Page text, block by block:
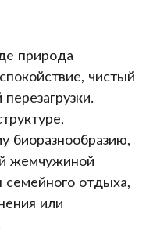
природа
чистый
биоразнообразию,
жемчужиной
отдыха,
или